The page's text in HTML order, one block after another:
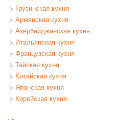
Грузинская кухня
Армянская кухня
Азербайджанская кухня
Итальянская кухня
Французская кухня
Тайская кухня
Китайская кухня
Японская кухня
Корейская кухня